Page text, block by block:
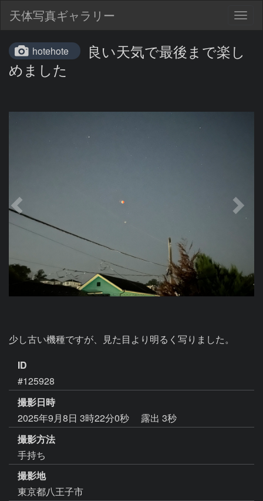
天体写真ギャラリー
hotehote
良い天気で最後まで楽し
めました
少し古い機種ですが、見た目より明るく写りました。
ID
#125928
撮影日時
2025年9月8日 3時22分0秒
露出 3秒
撮影方法
手持ち
撮影地
東京都八王子市